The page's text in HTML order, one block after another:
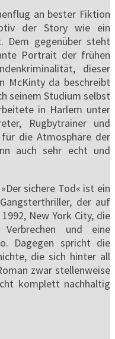
an bester Fiktion
der Story wie ein
Dem gegenüber steht
Portrait der frühen
dieser
McKinty da beschreibt
seinem Studium selbst
in Harlem unter
Rugbytrainer und
für die Atmosphäre der
auch sehr echt und
sichere Tod« ist ein
der auf
New York City, die
und eine
Dagegen spricht die
die sich hinter all
zwar stellenweise
komplett nachhaltig